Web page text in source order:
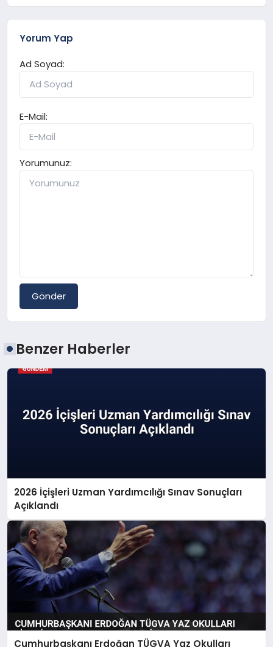
Yorum Yap
Ad Soyad:
E-Mail:
Yorumunuz:
Gönder
Benzer Haberler
2026 İçişleri Uzman Yardımcılığı Sınav Sonuçları
Açıklandı
Cumhurbaşkanı Erdoğan TÜGVA Yaz Okulları